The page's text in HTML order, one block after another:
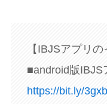
【IBJSアプリ
■android版IBJS
https://bit.ly/